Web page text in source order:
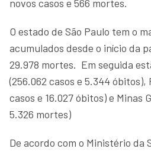
novos casos e 566 mortes.
O estado de São Paulo tem o
acumulados desde o início da
29.978 mortes. Em seguida
(256.062 casos e 5.344
casos e 16.027 óbitos) e Minas
5.326 mortes)
De acordo com o Ministério da